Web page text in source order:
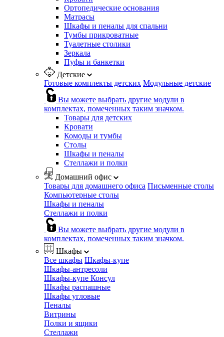
Ортопедические основания
Матрасы
Шкафы и пеналы для спальни
Тумбы прикроватные
Туалетные столики
Зеркала
Пуфы и банкетки
Детские
Готовые комплекты детских Модульные детские
Вы можете выбрать другие модули в
комплектах, помеченных таким значком.
Товары для детских
Кровати
Комоды и тумбы
Столы
Шкафы и пеналы
Стеллажи и полки
Домашний офис
Товары для домашнего офиса Письменные столы
Компьютерные столы
Шкафы и пеналы
Стеллажи и полки
Вы можете выбрать другие модули в
комплектах, помеченных таким значком.
Шкафы
Все шкафы Шкафы-купе
Шкафы-антресоли
Шкафы-купе Консул
Шкафы распашные
Шкафы угловые
Пеналы
Витрины
Полки и ящики
Стеллажи